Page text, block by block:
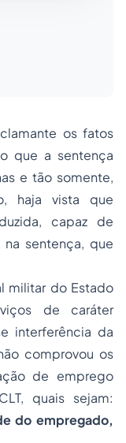
os fatos
que a sentença
e tão somente,
haja vista que
capaz de
sentença, que
militar do Estado
de caráter
interferência da
comprovou os
de emprego
quais sejam:
do empregado,